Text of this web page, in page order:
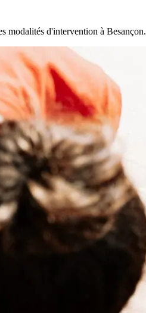
modalités d'intervention à Besançon.